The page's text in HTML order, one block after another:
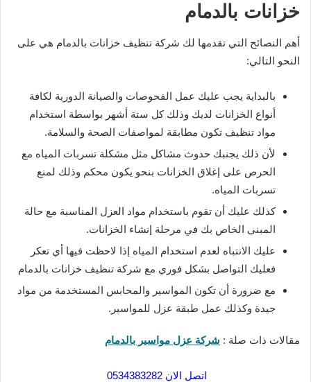
خزانات بالدمام
أهم النصائح التي تقدمها لك شركة تنظيف خزانات بالدمام هي على
النحو التالي:
بالبداية يجب عليك عمل الفحوصات والصيانة الدورية لكافة
أنواع الخزانات لديك وذلك كل ستة أشهر بواسطة استخدام
مواد تنظيف تكون مطابقة لمواصفات الصحة والسلامة.
لأن ذلك يجنبك حدوث مشاكل مثل مشكلة تسربات المياه مع
الحرص على إغلاق الخزانات بنحو يكون محكم وذلك لمنع
تسربات المياه.
كذلك عليك أن تقوم باستخدام مواد العزل المناسبة مع حالة
المبنى الخاص بك في مرحلة إنشاء الخزانات.
عليك الانتباه لعدم استخدام المياه إذا لاحظت فيها أي تعكر
فعليك التواصل بشكل فوري مع شركة تنظيف خزانات بالدمام
مع ضرورة أن تكون المواسير والمحابس المستخدمة من مواد
جيدة وكذلك عمل طبقة عزل للمواسير .
مقالات ذات صلة : شركة عزل مواسير بالدمام
اتصل الان 0534383282